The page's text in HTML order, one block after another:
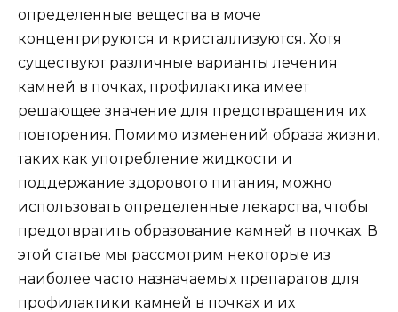
определенные вещества в моче
концентрируются и кристаллизуются. Хотя
существуют различные варианты лечения
камней в почках, профилактика имеет
решающее значение для предотвращения их
повторения. Помимо изменений образа жизни,
таких как употребление жидкости и
поддержание здорового питания, можно
использовать определенные лекарства, чтобы
предотвратить образование камней в почках. В
этой статье мы рассмотрим некоторые из
наиболее часто назначаемых препаратов для
профилактики камней в почках и их